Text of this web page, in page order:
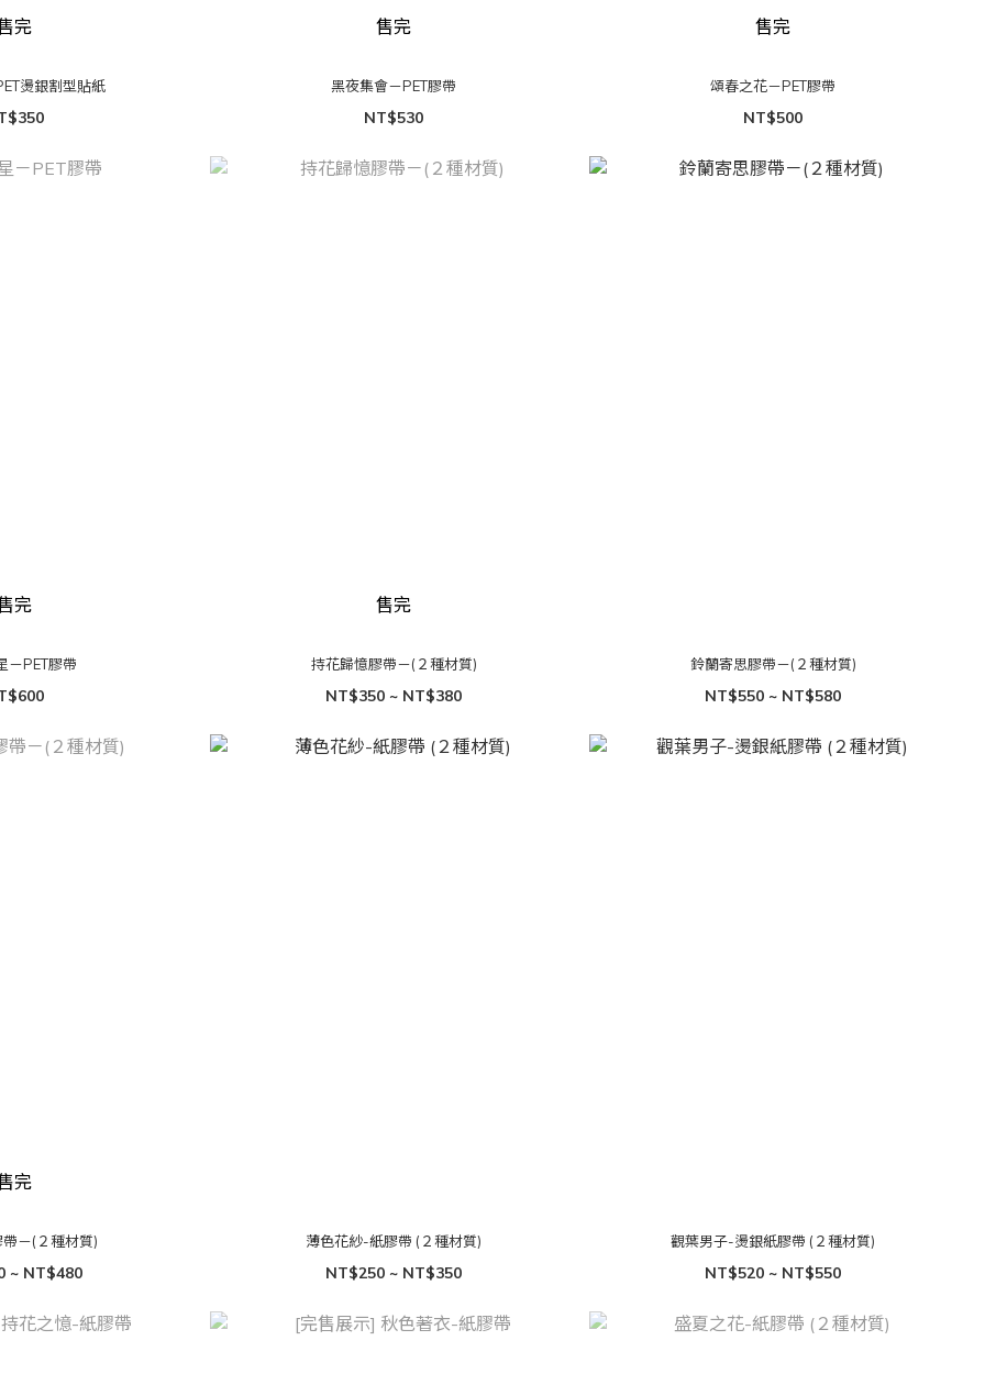
完
燙銀割型貼紙
售完
黑夜集會－PET膠帶
NT$530
售完
頌春之花－PET膠帶
NT$500
完
－PET膠帶
售完
持花歸憶膠帶－(２種材質)
NT$350 ~ NT$380
鈴蘭寄思膠帶－(２種材質)
NT$550 ~ NT$580
完
－(２種材質)
~ NT$480
薄色花紗-紙膠帶 (２種材質)
NT$250 ~ NT$350
觀葉男子-燙銀紙膠帶 (２種材質)
NT$520 ~ NT$550